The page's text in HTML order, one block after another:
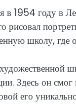
в 1954 году в
рисовал
школу, где
Здесь он
его